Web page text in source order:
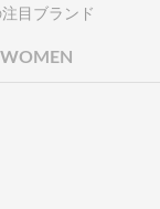
目ブランド
WOMEN